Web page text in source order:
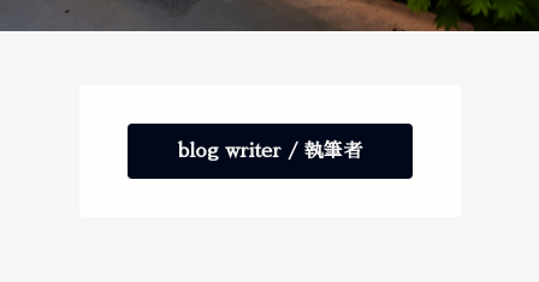
blog writer / 執筆者